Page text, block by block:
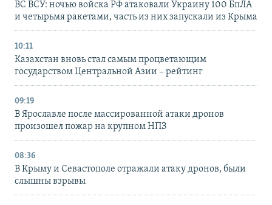
ВС ВСУ: ночью войска РФ атаковали Украину 100 БпЛА
и четырьмя ракетами, часть из них запускали из Крыма
10:11
Казахстан вновь стал самым процветающим
государством Центральной Азии – рейтинг
09:19
В Ярославле после массированной атаки дронов
произошел пожар на крупном НПЗ
08:36
В Крыму и Севастополе отражали атаку дронов, были
слышны взрывы